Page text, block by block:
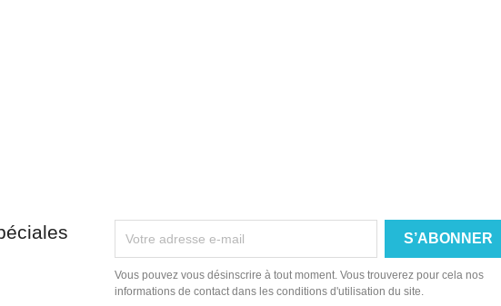
Vous pouvez vous désinscrire à tout moment. Vous trouverez pour cela nos
informations de contact dans les conditions d'utilisation du site.